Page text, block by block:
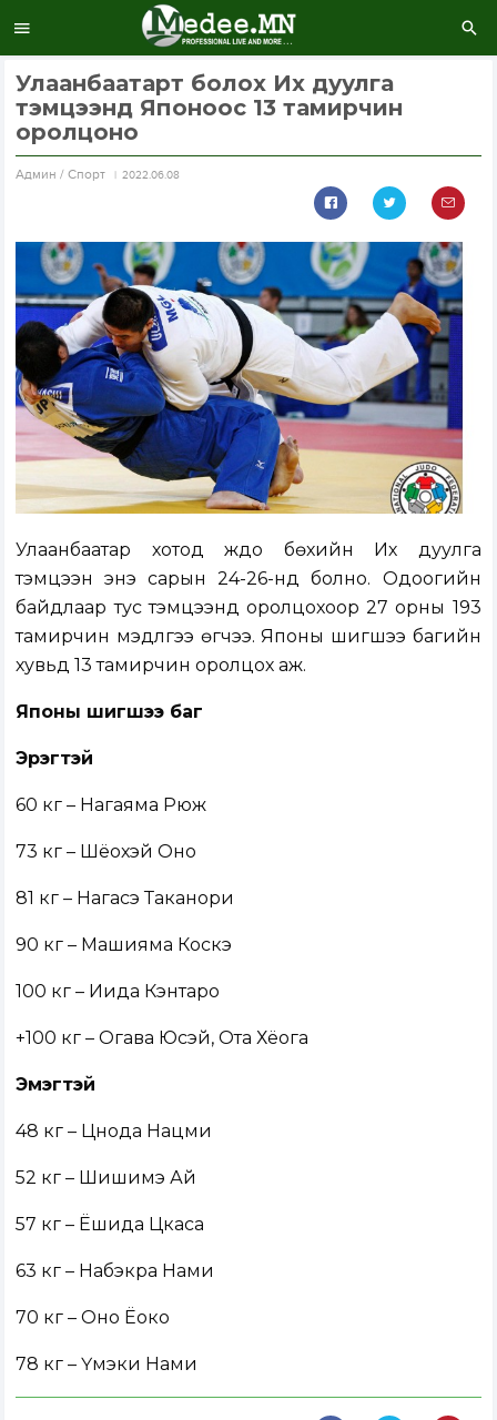
Улаанбаатарт болох Их дуулга
тэмцээнд Японоос 13 тамирчин
оролцоно
Aдмин / Спорт 2022.06.08
Улаанбаатар хотод жүдо бөхийн Их дуулга
тэмцээн энэ сарын 24-26-нд болно. Одоогийн
байдлаар тус тэмцээнд оролцохоор 27 орны 193
тамирчин мэдүүлгээ өгчээ. Японы шигшээ багийн
хувьд 13 тамирчин оролцох аж.
Японы шигшээ баг
Эрэгтэй
60 кг – Нагаяма Рюүжү
73 кг – Шёохэй Оно
81 кг – Нагасэ Таканори
90 кг – Машияма Косүкэ
100 кг – Иида Кэнтаро
+100 кг – Огава Юүсэй, Ота Хёога
Эмэгтэй
48 кг – Цүнода Нацүми
52 кг – Шишимэ Ай
57 кг – Ёшида Цүкаса
63 кг – Набэкүра Нами
70 кг – Оно Ёоко
78 кг – Үмэки Нами